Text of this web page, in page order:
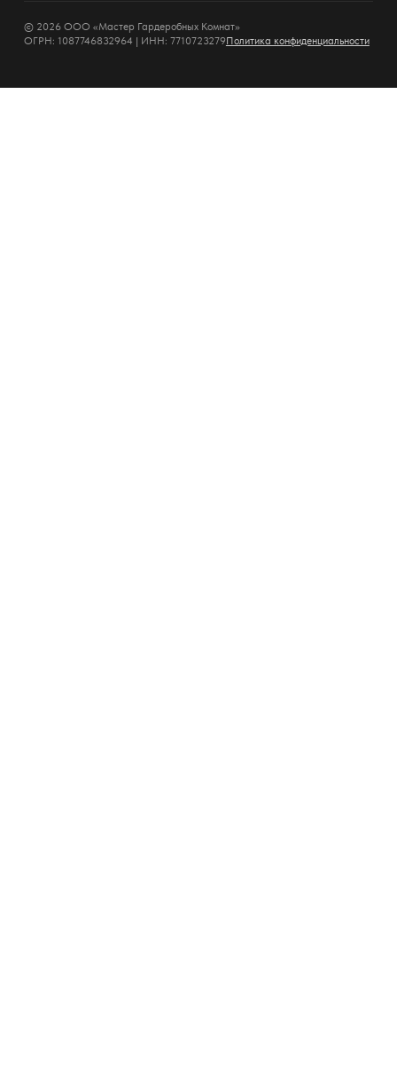
© 2026 ООО «Мастер Гардеробных Комнат»
ОГРН: 1087746832964 | ИНН: 7710723279Политика конфиденциальности